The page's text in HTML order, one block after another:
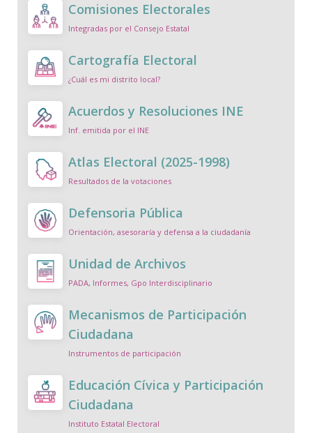
Comisiones Electorales
Integradas por el Consejo Estatal
Cartografía Electoral
¿Cuál es mi distrito local?
Acuerdos y Resoluciones INE
Inf. emitida por el INE
Atlas Electoral (2025-1998)
Resultados de la votaciones
Defensoria Pública
Orientación, asesoraría y defensa a la ciudadanía
Unidad de Archivos
PADA, Informes, Gpo Interdisciplinario
Mecanismos de Participación
Ciudadana
Instrumentos de participación
Educación Cívica y Participación
Ciudadana
Instituto Estatal Electoral